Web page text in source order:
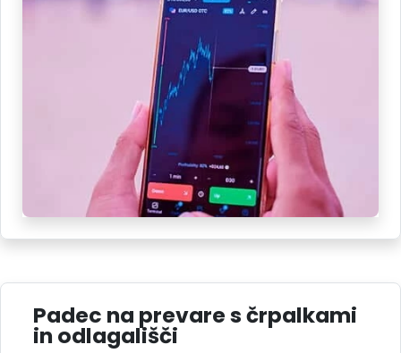
Padec na prevare s črpalkami
in odlagališči